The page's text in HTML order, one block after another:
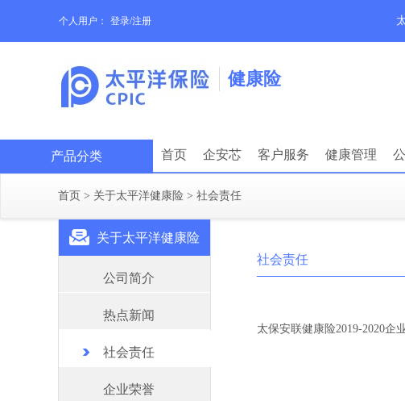
个人用户： 登录/注册
健康险
产品分类 首页 企安芯 客户服务 健康管理
首页 > 关于太平洋健康险 > 社会责任
关于太平洋健康险
公司简介
热点新闻
社会责任
企业荣誉
社会责任
太保安联健康险2019-2020企